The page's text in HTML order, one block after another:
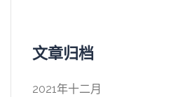
文章归档
2021年十二月